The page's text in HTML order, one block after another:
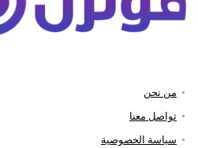
من نحن
تواصل معنا
سياسة الخصوصية